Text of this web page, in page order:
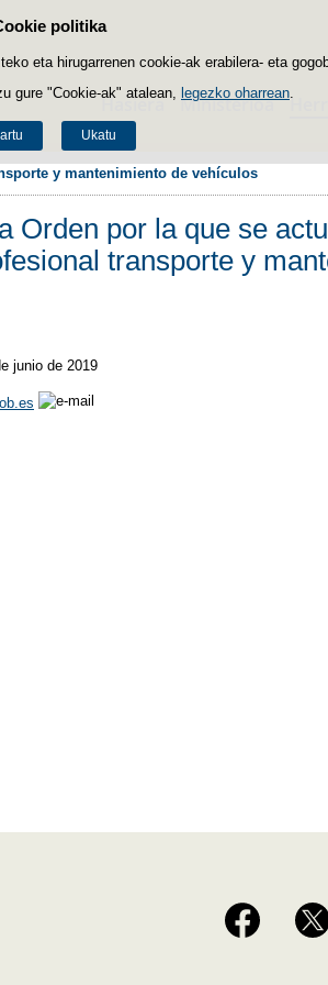
politika
eta hirugarrenen cookie-ak erabilera- eta
gure "Cookie-ak" atalean, legezko oharrean
Ukatu
Edukira salto egin
Hasiera Ministerioa
y mantenimiento de vehículos
Orden por la que se
transporte y
junio de 2019